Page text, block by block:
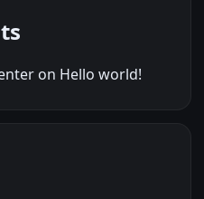
on Hello world!